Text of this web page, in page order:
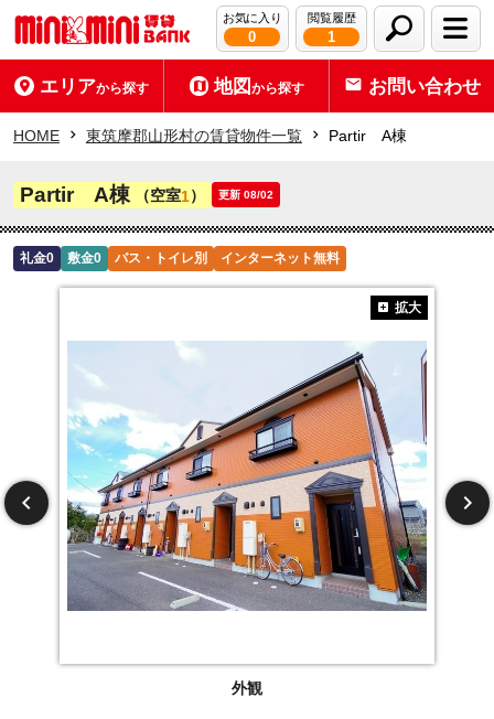
お気に入り
0
閲覧履歴
1
エリアから探す 地図から探す お問い合わせ
HOME 東筑摩郡山形村の賃貸物件一覧 Partir A棟
Partir A棟 （空室1） 更新 08/02
礼金0 敷金0 バス・トイレ別 インターネット無料
外観
拡大